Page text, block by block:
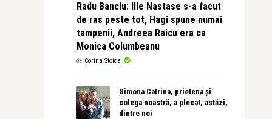
Radu Banciu: Ilie Nastase s-a facut
de ras peste tot, Hagi spune numai
tampenii, Andreea Raicu era ca
Monica Columbeanu
de Corina Stoica
Simona Catrina, prietena și
colega noastră, a plecat, astăzi,
dintre noi